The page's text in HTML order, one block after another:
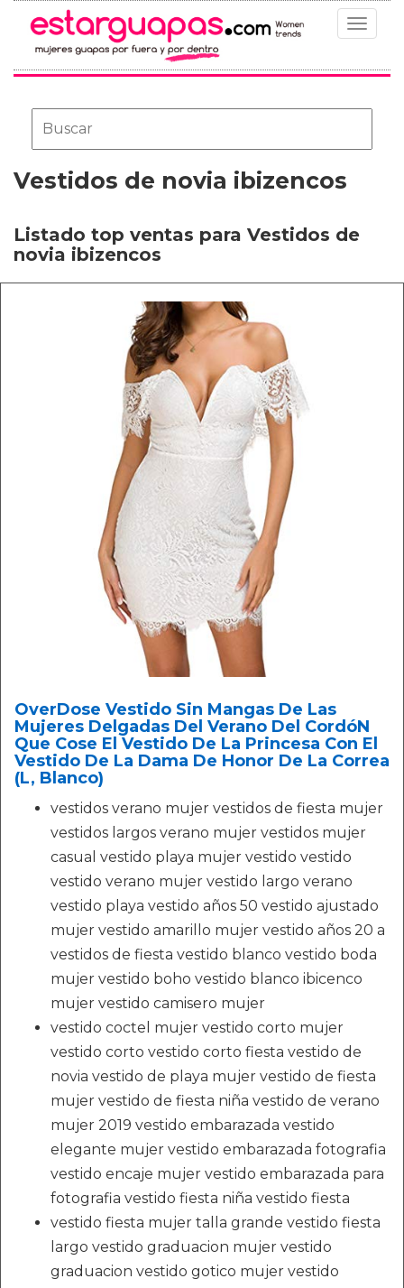
Toggle
Vestidos de novia ibizencos
Listado top ventas para Vestidos de
novia ibizencos
OverDose Vestido Sin Mangas De Las
Mujeres Delgadas Del Verano Del CordóN
Que Cose El Vestido De La Princesa Con El
Vestido De La Dama De Honor De La Correa
(L, Blanco)
vestidos verano mujer vestidos de fiesta mujer
vestidos largos verano mujer vestidos mujer
casual vestido playa mujer vestido vestido
vestido verano mujer vestido largo verano
vestido playa vestido años 50 vestido ajustado
mujer vestido amarillo mujer vestido años 20 a
vestidos de fiesta vestido blanco vestido boda
mujer vestido boho vestido blanco ibicenco
mujer vestido camisero mujer
vestido coctel mujer vestido corto mujer
vestido corto vestido corto fiesta vestido de
novia vestido de playa mujer vestido de fiesta
mujer vestido de fiesta niña vestido de verano
mujer 2019 vestido embarazada vestido
elegante mujer vestido embarazada fotografia
vestido encaje mujer vestido embarazada para
fotografia vestido fiesta niña vestido fiesta
vestido fiesta mujer talla grande vestido fiesta
largo vestido graduacion mujer vestido
graduacion vestido gotico mujer vestido